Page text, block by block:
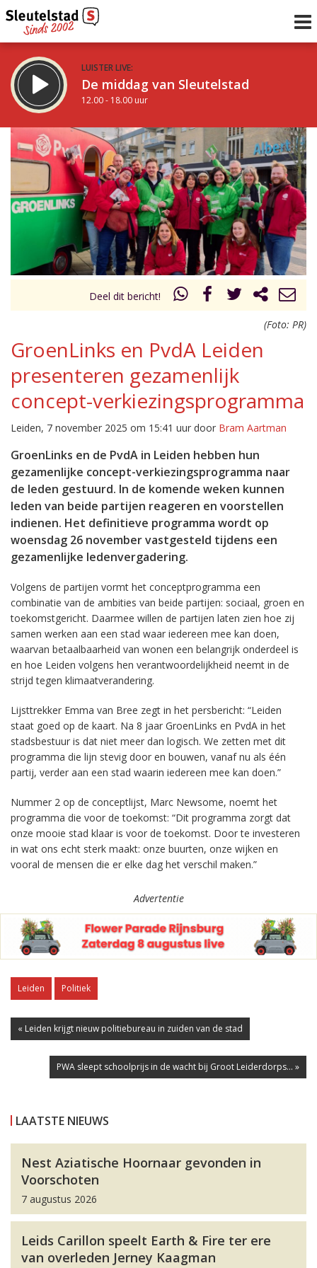
LUISTER LIVE:
De middag van Sleutelstad
12.00 - 18.00 uur
STRAKS:
De vrijdagavond met Keanu
18.00 - 19.00 uur
Vorig uur
uur 1 van 0 Volgend uur
Inklappen
Deel dit bericht!
(Foto: PR)
GroenLinks en PvdA Leiden
presenteren gezamenlijk
concept-verkiezingsprogramma
Leiden, 7 november 2025 om 15:41 uur door Bram Aartman
GroenLinks en de PvdA in Leiden hebben hun
gezamenlijke concept-verkiezingsprogramma naar
de leden gestuurd. In de komende weken kunnen
leden van beide partijen reageren en voorstellen
indienen. Het definitieve programma wordt op
woensdag 26 november vastgesteld tijdens een
gezamenlijke ledenvergadering.
Volgens de partijen vormt het conceptprogramma een
combinatie van de ambities van beide partijen: sociaal, groen en
toekomstgericht. Daarmee willen de partijen laten zien hoe zij
samen werken aan een stad waar iedereen mee kan doen,
waarvan betaalbaarheid van wonen een belangrijk onderdeel is
en hoe Leiden volgens hen verantwoordelijkheid neemt in de
strijd tegen klimaatverandering.
Lijsttrekker Emma van Bree zegt in het persbericht: “Leiden
staat goed op de kaart. Na 8 jaar GroenLinks en PvdA in het
stadsbestuur is dat niet meer dan logisch. We zetten met dit
programma die lijn stevig door en bouwen, vanaf nu als één
partij, verder aan een stad waarin iedereen mee kan doen.”
Nummer 2 op de conceptlijst, Marc Newsome, noemt het
programma die voor de toekomst: “Dit programma zorgt dat
onze mooie stad klaar is voor de toekomst. Door te investeren
in wat ons echt sterk maakt: onze buurten, onze wijken en
vooral de mensen die er elke dag het verschil maken.”
Advertentie
Leiden Politiek
« Leiden krijgt nieuw politiebureau in zuiden van de stad
PWA sleept schoolprijs in de wacht bij Groot Leiderdorps... »
LAATSTE NIEUWS
Nest Aziatische Hoornaar gevonden in
Voorschoten
7 augustus 2026
Leids Carillon speelt Earth & Fire ter ere
van overleden Jerney Kaagman